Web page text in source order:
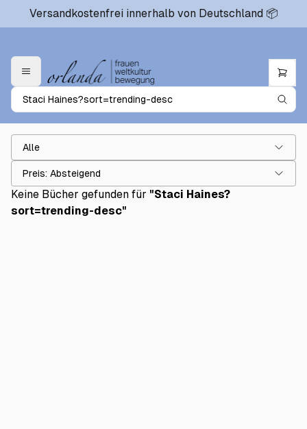
Versandkostenfrei innerhalb von Deutschland 📦
Alle
Keine Bücher gefunden für "Staci Haines?
sort=trending-desc"
Preis: Absteigend